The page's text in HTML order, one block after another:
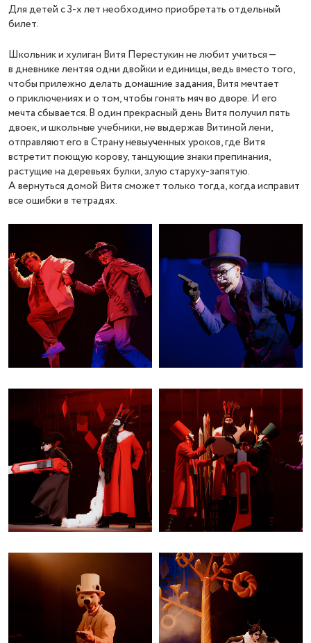
Для детей с 3-х лет необходимо приобретать отдельный
билет.
Школьник и хулиган Витя Перестукин не любит учиться —
в дневнике лентяя одни двойки и единицы, ведь вместо того,
чтобы прилежно делать домашние задания, Витя мечтает
о приключениях и о том, чтобы гонять мяч во дворе. И его
мечта сбывается. В один прекрасный день Витя получил пять
двоек, и школьные учебники, не выдержав Витиной лени,
отправляют его в Страну невыученных уроков, где Витя
встретит поющую корову, танцующие знаки препинания,
растущие на деревьях булки, злую старуху-запятую.
А вернуться домой Витя сможет только тогда, когда исправит
все ошибки в тетрадях.